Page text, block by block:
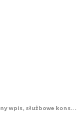
Prywatny wpis, służbowe konsekwencje. MON wydał wytyczne dla żołnierzy